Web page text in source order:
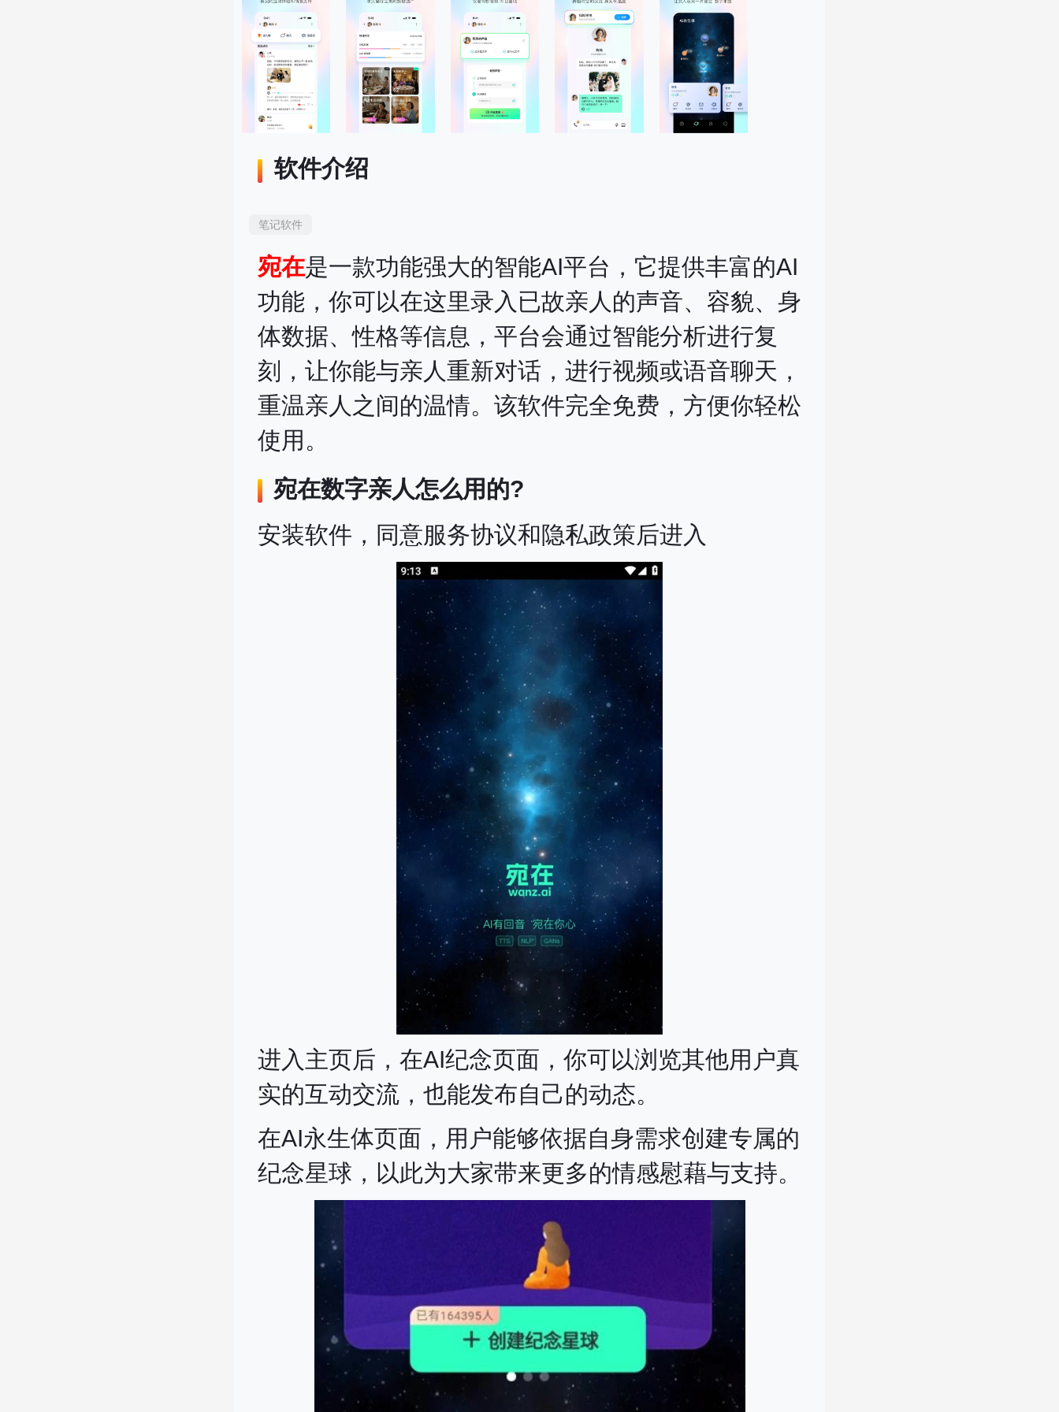
软件介绍
笔记软件
宛在是一款功能强大的智能AI平台，它提供丰富的AI
功能，你可以在这里录入已故亲人的声音、容貌、身
体数据、性格等信息，平台会通过智能分析进行复
刻，让你能与亲人重新对话，进行视频或语音聊天，
重温亲人之间的温情。该软件完全免费，方便你轻松
使用。
宛在数字亲人怎么用的?
安装软件，同意服务协议和隐私政策后进入
进入主页后，在AI纪念页面，你可以浏览其他用户真
实的互动交流，也能发布自己的动态。
在AI永生体页面，用户能够依据自身需求创建专属的
纪念星球，以此为大家带来更多的情感慰藉与支持。